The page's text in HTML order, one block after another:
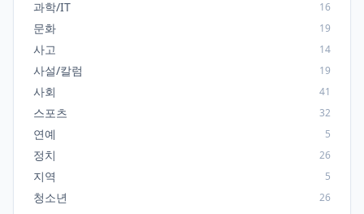
과학/IT 16
문화 19
사고 14
사설/칼럼 19
사회 41
스포츠 32
연예 5
정치 26
지역 5
청소년 26